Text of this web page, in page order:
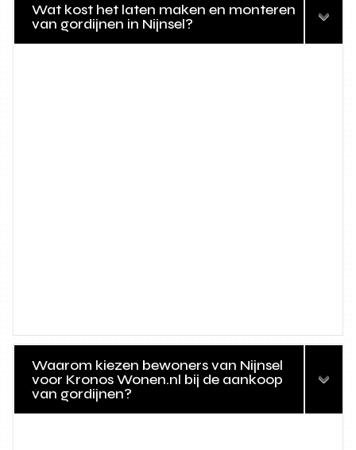
Wat kost het laten maken en monteren
van gordijnen in Nijnsel?
Waarom kiezen bewoners van Nijnsel
voor Kronos Wonen.nl bij de aankoop
van gordijnen?